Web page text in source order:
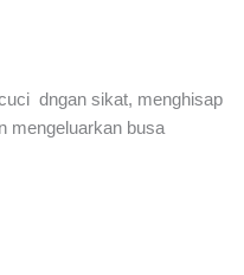
dngan sikat, menghisap
mengeluarkan busa